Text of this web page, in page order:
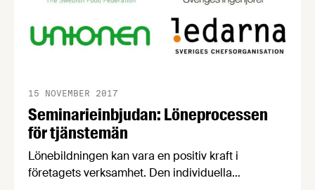
Seminarieinbjudan: Löneprocessen
för tjänstemän
15 NOVEMBER 2017
Lönebildningen kan vara en positiv kraft i
företagets verksamhet. Den individuella